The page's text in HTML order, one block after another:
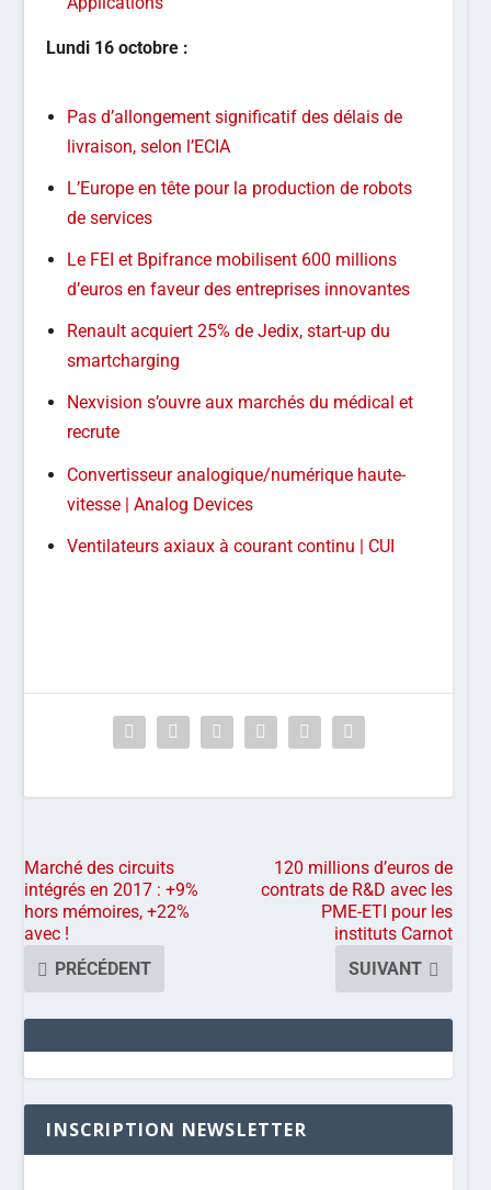
Lundi 16 octobre :
Pas d’allongement significatif des délais de
livraison, selon l’ECIA
L’Europe en tête pour la production de robots
de services
Le FEI et Bpifrance mobilisent 600 millions
d’euros en faveur des entreprises innovantes
Renault acquiert 25% de Jedix, start-up du
smartcharging
Nexvision s’ouvre aux marchés du médical et
recrute
Convertisseur analogique/numérique haute-
vitesse | Analog Devices
Ventilateurs axiaux à courant continu | CUI
Marché des circuits
intégrés en 2017 : +9%
hors mémoires, +22%
avec !
PRÉCÉDENT
120 millions d’euros de
contrats de R&D avec les
PME-ETI pour les
instituts Carnot
SUIVANT
INSCRIPTION NEWSLETTER